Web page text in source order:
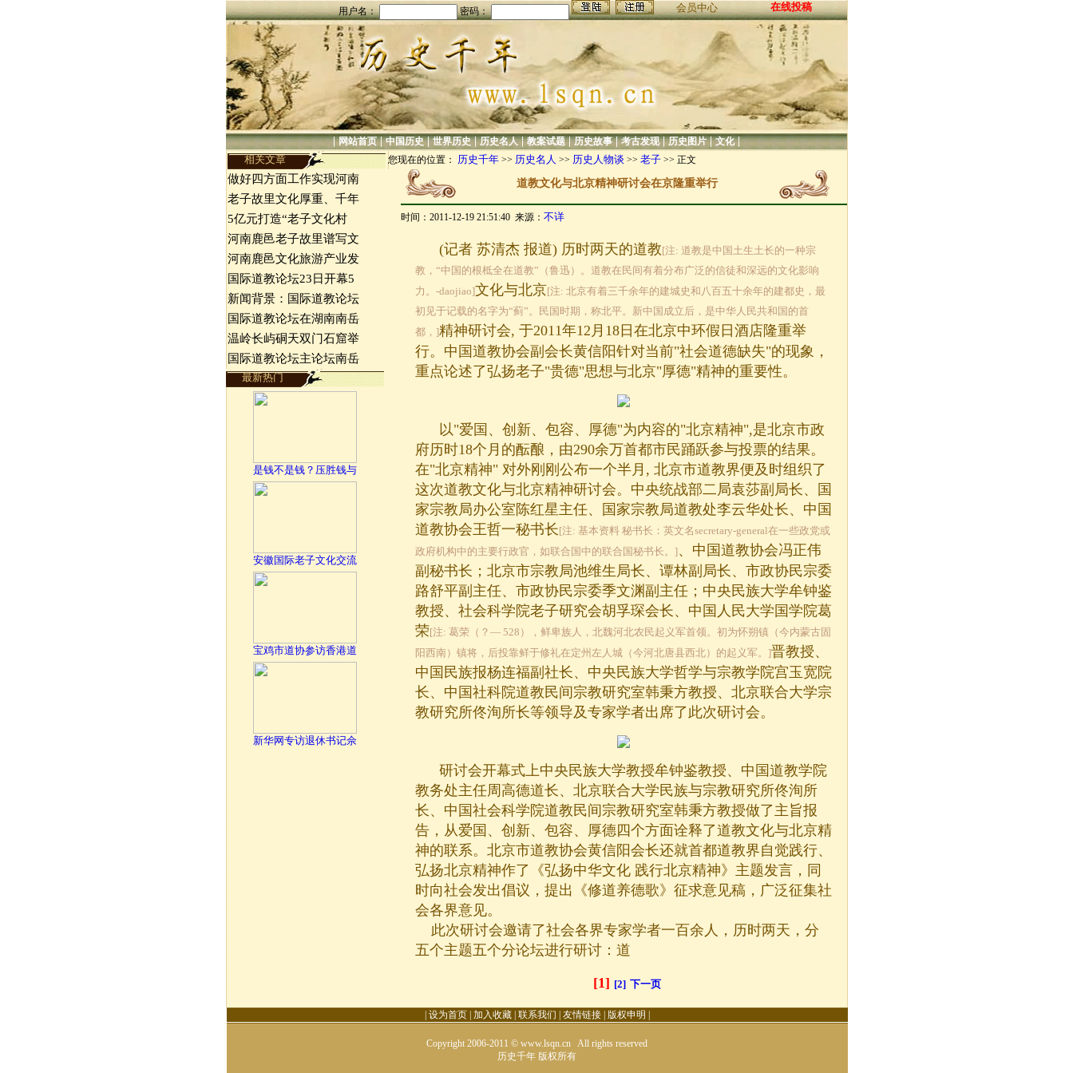
用户名： 密码： 会员中心 在线投稿
|网站首页|中国历史|世界历史|历史名人|教案试题|历史故事|考古发现|历史图片|文化|
相关文章
您现在的位置： 历史千年>> 历史名人 >> 历史人物谈 >> 老子>> 正文
做好四方面工作实现河南
老子故里文化厚重、千年
5亿元打造“老子文化村
河南鹿邑老子故里谱写文
河南鹿邑文化旅游产业发
国际道教论坛23日开幕5
新闻背景：国际道教论坛
国际道教论坛在湖南南岳
温岭长屿硐天双门石窟举
国际道教论坛主论坛南岳
最新热门
是钱不是钱？压胜钱与
安徽国际老子文化交流
宝鸡市道协参访香港道
新华网专访退休书记佘
道教文化与北京精神研讨会在京隆重举行
时间：2011-12-19 21:51:40 来源： 不详
(记者 苏清杰 报道) 历时两天的道教[注: 道教是中国土生土长的一种宗
教，“中国的根柢全在道教”（鲁迅）。道教在民间有着分布广泛的信徒和深远的文化影响
力。-daojiao]文化与北京[注: 北京有着三千余年的建城史和八百五十余年的建都史，最
初见于记载的名字为“蓟”。民国时期，称北平。新中国成立后，是中华人民共和国的首
都，]精神研讨会, 于2011年12月18日在北京中环假日酒店隆重举
行。中国道教协会副会长黄信阳针对当前"社会道德缺失"的现象，
重点论述了弘扬老子"贵德"思想与北京"厚德"精神的重要性。
以"爱国、创新、包容、厚德"为内容的"北京精神",是北京市政
府历时18个月的酝酿，由290余万首都市民踊跃参与投票的结果。
在"北京精神" 对外刚刚公布一个半月, 北京市道教界便及时组织了
这次道教文化与北京精神研讨会。中央统战部二局袁莎副局长、国
家宗教局办公室陈红星主任、国家宗教局道教处李云华处长、中国
道教协会王哲一秘书长[注: 基本资料 秘书长：英文名secretary-general在一些政党或
政府机构中的主要行政官，如联合国中的联合国秘书长。]、中国道教协会冯正伟
副秘书长；北京市宗教局池维生局长、谭林副局长、市政协民宗委
路舒平副主任、市政协民宗委季文渊副主任；中央民族大学牟钟鉴
教授、社会科学院老子研究会胡孚琛会长、中国人民大学国学院葛
荣[注: 葛荣（？— 528），鲜卑族人，北魏河北农民起义军首领。初为怀朔镇（今内蒙古固
阳西南）镇将，后投靠鲜于修礼在定州左人城（今河北唐县西北）的起义军。]晋教授、
中国民族报杨连福副社长、中央民族大学哲学与宗教学院宫玉宽院
长、中国社科院道教民间宗教研究室韩秉方教授、北京联合大学宗
教研究所佟洵所长等领导及专家学者出席了此次研讨会。
研讨会开幕式上中央民族大学教授牟钟鉴教授、中国道教学院
教务处主任周高德道长、北京联合大学民族与宗教研究所佟洵所
长、中国社会科学院道教民间宗教研究室韩秉方教授做了主旨报
告，从爱国、创新、包容、厚德四个方面诠释了道教文化与北京精
神的联系。北京市道教协会黄信阳会长还就首都道教界自觉践行、
弘扬北京精神作了《弘扬中华文化 践行北京精神》主题发言，同
时向社会发出倡议，提出《修道养德歌》征求意见稿，广泛征集社
会各界意见。
此次研讨会邀请了社会各界专家学者一百余人，历时两天，分
五个主题五个分论坛进行研讨：道
[1] [2] 下一页
设为首页| 加入收藏| 联系我们 友情链接| 版权申明
Copyright 2006-2011 © www.lsqn.cn All rights reserved
历史千年 版权所有